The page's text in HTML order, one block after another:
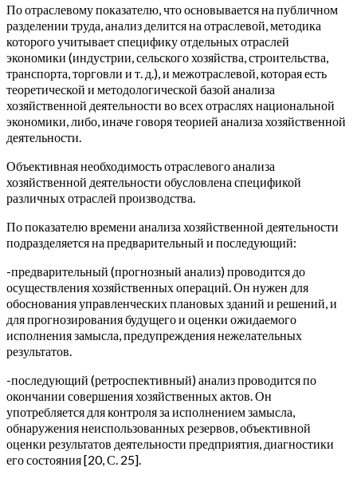
По отраслевому показателю, что основывается на публичном
разделении труда, анализ делится на отраслевой, методика
которого учитывает специфику отдельных отраслей
экономики (индустрии, сельского хозяйства, строительства,
транспорта, торговли и т. д.), и межотраслевой, которая есть
теоретической и методологической базой анализа
хозяйственной деятельности во всех отраслях национальной
экономики, либо, иначе говоря теорией анализа хозяйственной
деятельности.
Объективная необходимость отраслевого анализа
хозяйственной деятельности обусловлена спецификой
различных отраслей производства.
По показателю времени анализа хозяйственной деятельности
подразделяется на предварительный и последующий:
-предварительный (прогнозный анализ) проводится до
осуществления хозяйственных операций. Он нужен для
обоснования управленческих плановых зданий и решений, и
для прогнозирования будущего и оценки ожидаемого
исполнения замысла, предупреждения нежелательных
результатов.
-последующий (ретроспективный) анализ проводится по
окончании совершения хозяйственных актов. Он
употребляется для контроля за исполнением замысла,
обнаружения неиспользованных резервов, объективной
оценки результатов деятельности предприятия, диагностики
его состояния [20, С. 25].